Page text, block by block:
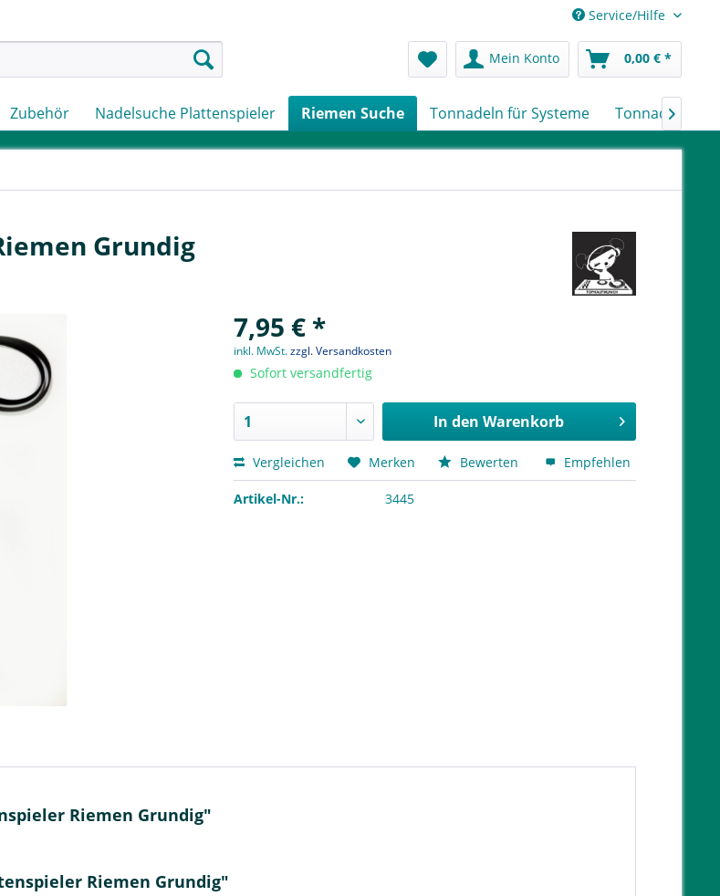
Service/Hilfe
Mein Konto 0,00 € *
Zubehör Nadelsuche Plattenspieler Riemen Suche Tonnadeln für Systeme Tonnadeln

Grundig
7,95 € *
inkl. MwSt.zzgl. Versandkosten
Sofort versandfertig
In den Warenkorb
Vergleichen Merken Bewerten Empfehlen
Artikel-Nr.: 3445
Riemen Grundig"
Riemen Grundig"